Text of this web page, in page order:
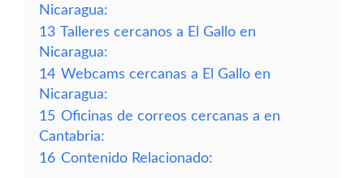
Nicaragua:
13 Talleres cercanos a El Gallo en
Nicaragua:
14 Webcams cercanas a El Gallo en
Nicaragua:
15 Oficinas de correos cercanas a en
Cantabria:
16 Contenido Relacionado: